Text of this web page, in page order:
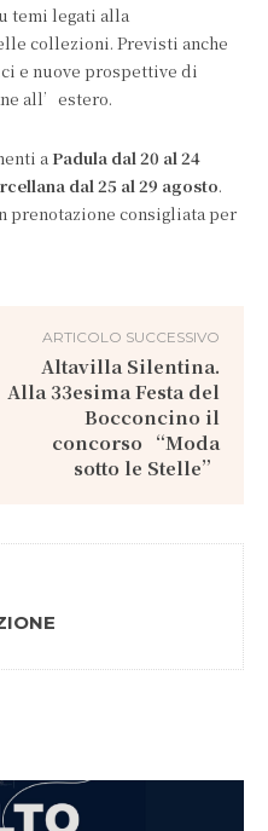
temi legati alla
collezioni. Previsti anche
e nuove prospettive di
all’estero.
a Padula dal 20 al 24
dal 25 al 29 agosto.
prenotazione consigliata per
ARTICOLO SUCCESSIVO
Altavilla Silentina.
Alla 33esima Festa del
Bocconcino il
concorso “Moda
sotto le Stelle”